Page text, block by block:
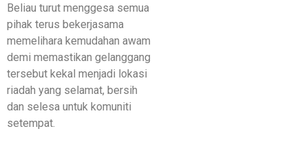
Beliau turut menggesa semua
pihak terus bekerjasama
memelihara kemudahan awam
demi memastikan gelanggang
tersebut kekal menjadi lokasi
riadah yang selamat, bersih
dan selesa untuk komuniti
setempat.